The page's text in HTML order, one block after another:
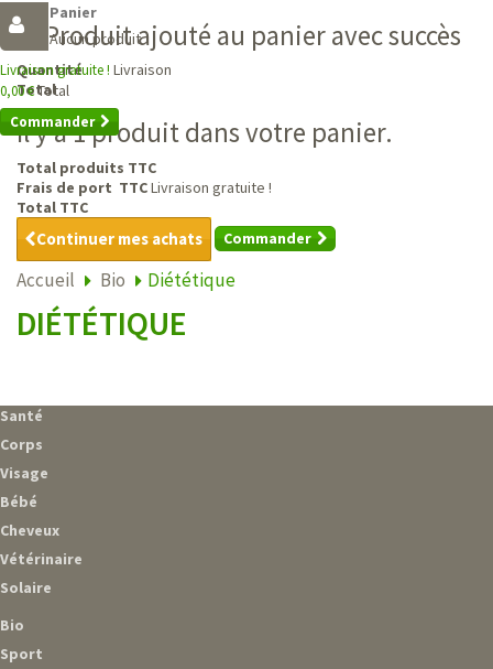
Panier
Aucun produit
Livraison gratuite ! Livraison
0,00 €Total
Commander
Produit ajouté au panier avec succès
Quantité
Total
Il y a 1 produit dans votre panier.
Total produits TTC
Frais de port TTCLivraison gratuite !
Total TTC
Continuer mes achats Commander
Accueil Bio Diététique
DIÉTÉTIQUE
Santé
Corps
Visage
Bébé
Cheveux
Vétérinaire
Solaire
Bio
Sport